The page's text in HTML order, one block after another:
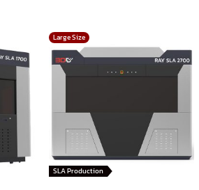
SLA Production
Large Size